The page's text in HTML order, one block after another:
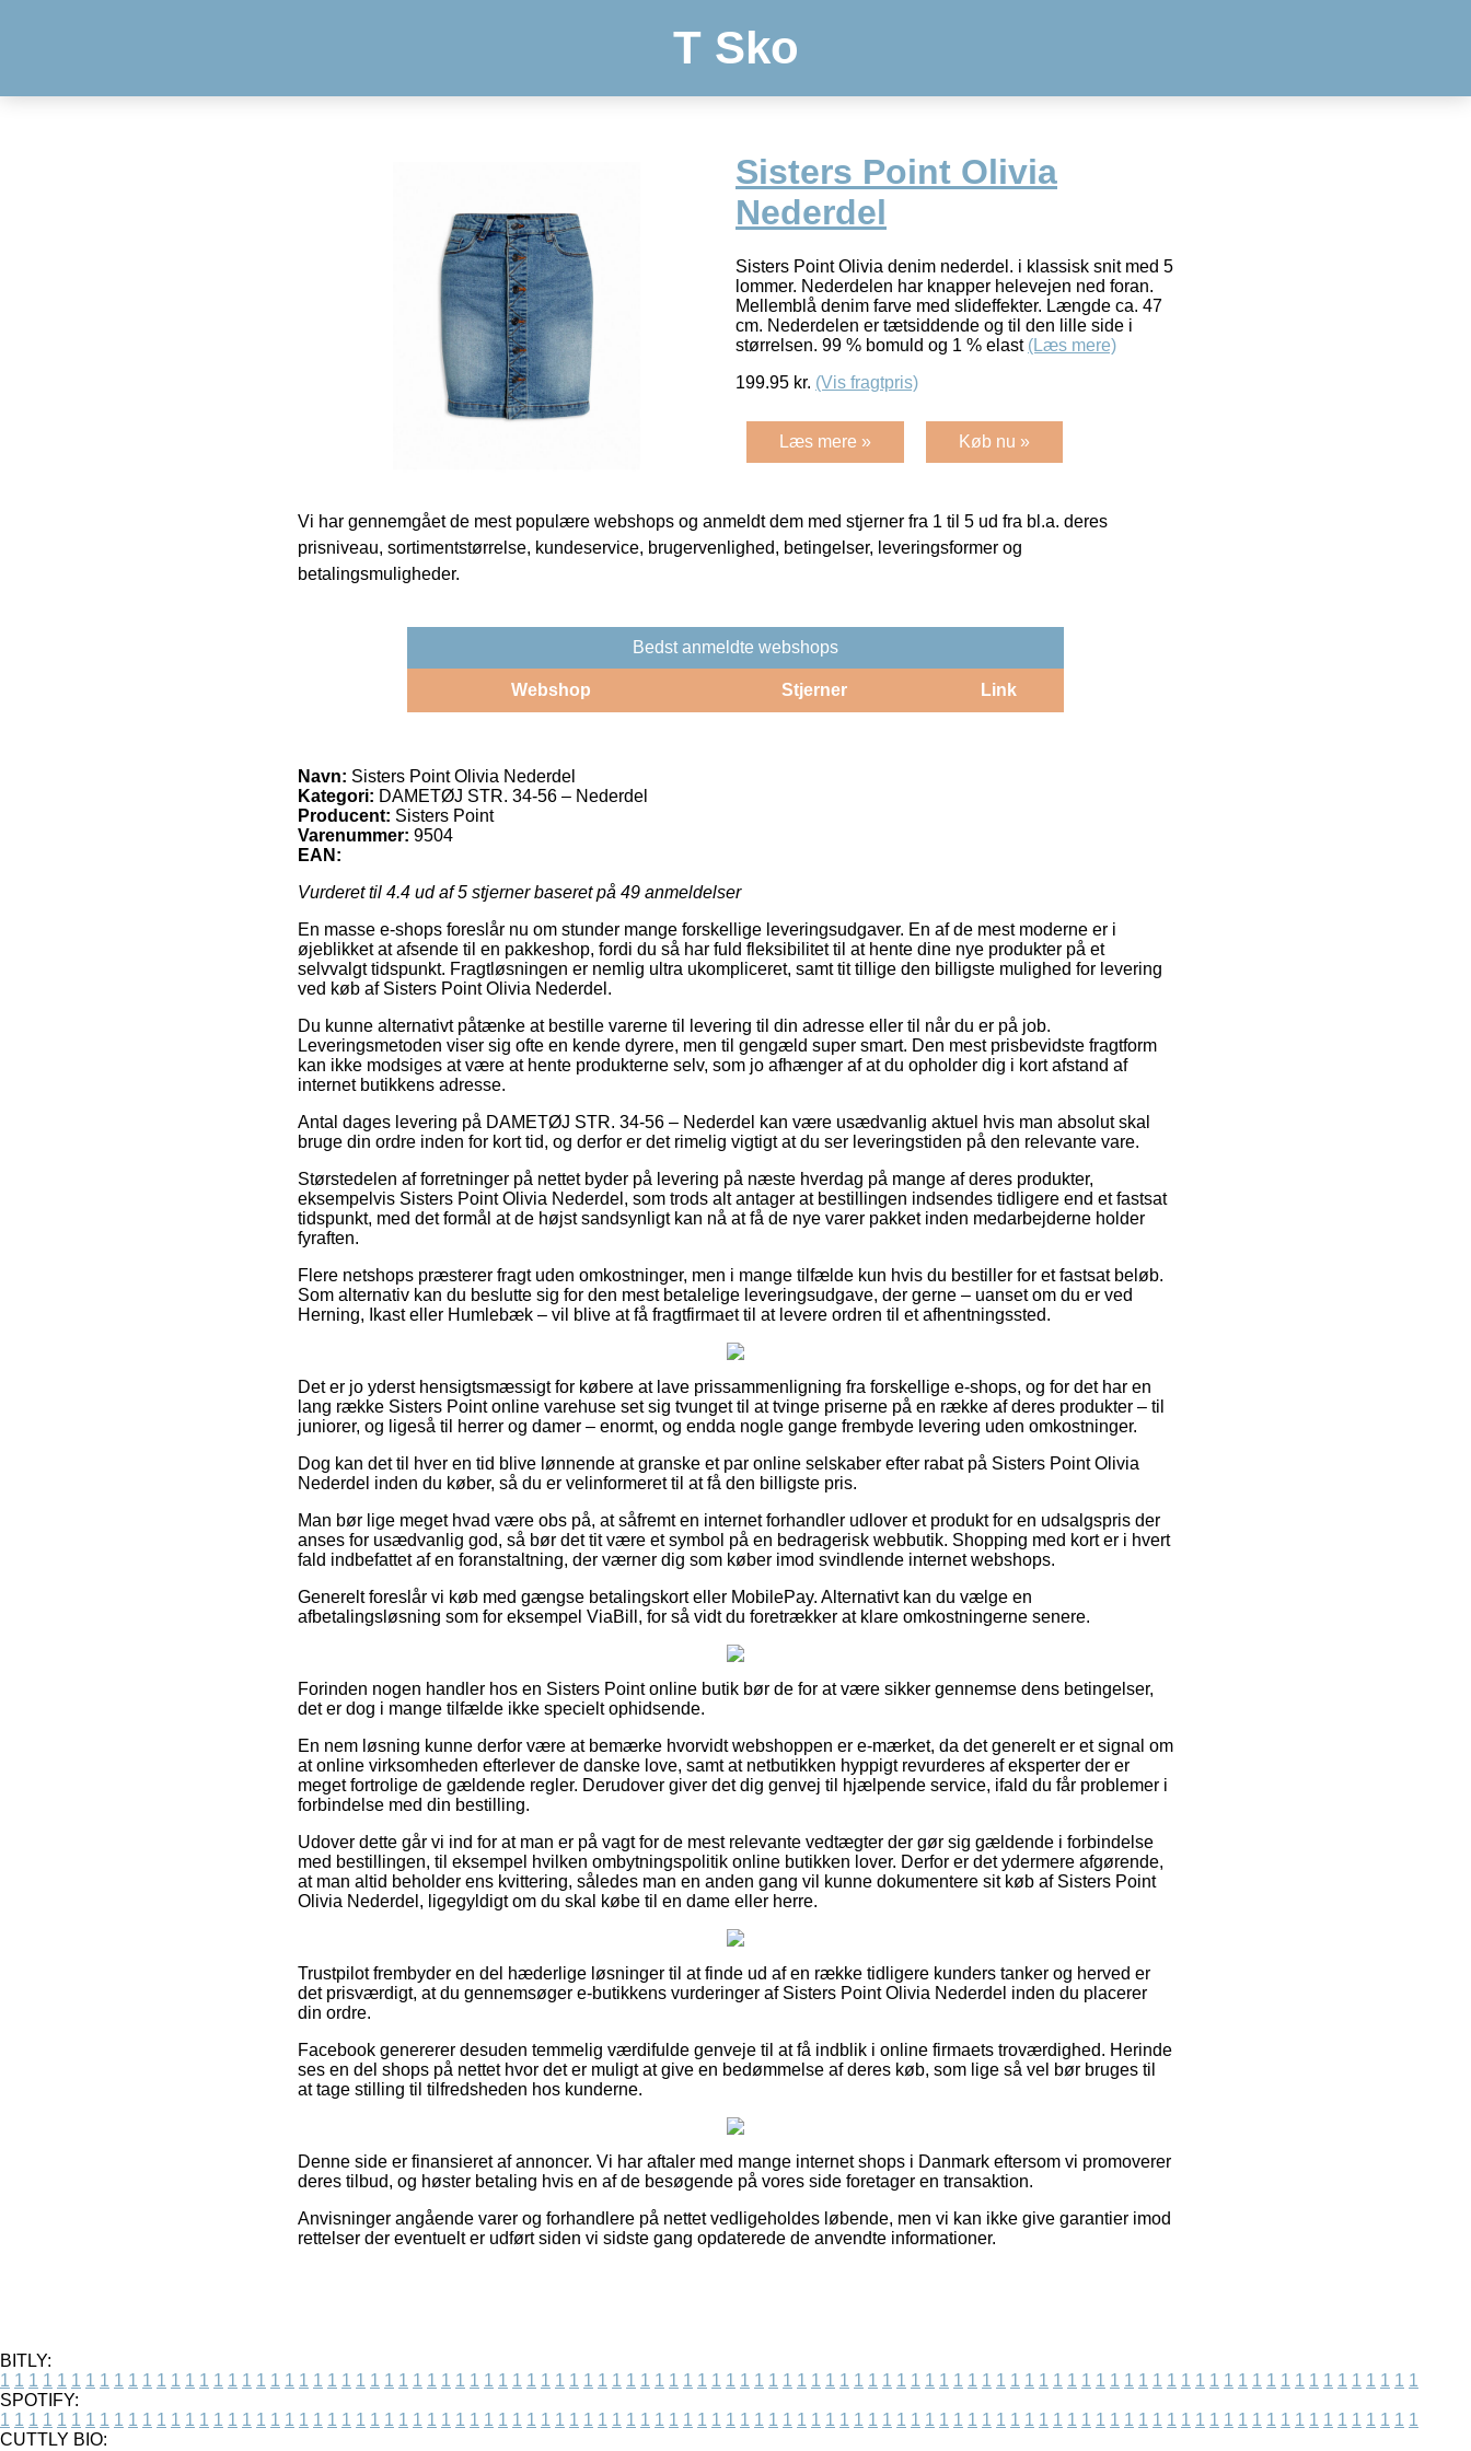
T Sko
Sisters Point Olivia
Nederdel
Sisters Point Olivia denim nederdel. i klassisk snit med 5
lommer. Nederdelen har knapper helevejen ned foran.
Mellemblå denim farve med slideffekter. Længde ca. 47
cm. Nederdelen er tætsiddende og til den lille side i
størrelsen. 99 % bomuld og 1 % elast (Læs mere)
199.95 kr. (Vis fragtpris)
Læs mere » Køb nu »
Vi har gennemgået de mest populære webshops og anmeldt dem med stjerner fra 1 til 5 ud fra bl.a. deres
prisniveau, sortimentstørrelse, kundeservice, brugervenlighed, betingelser, leveringsformer og
betalingsmuligheder.
Bedst anmeldte webshops
Webshop Stjerner Link
Navn: Sisters Point Olivia Nederdel
Kategori: DAMETØJ STR. 34-56 – Nederdel
Producent: Sisters Point
Varenummer: 9504
EAN:
Vurderet til 4.4 ud af 5 stjerner baseret på 49 anmeldelser
En masse e-shops foreslår nu om stunder mange forskellige leveringsudgaver. En af de mest moderne er i
øjeblikket at afsende til en pakkeshop, fordi du så har fuld fleksibilitet til at hente dine nye produkter på et
selvvalgt tidspunkt. Fragtløsningen er nemlig ultra ukompliceret, samt tit tillige den billigste mulighed for levering
ved køb af Sisters Point Olivia Nederdel.
Du kunne alternativt påtænke at bestille varerne til levering til din adresse eller til når du er på job.
Leveringsmetoden viser sig ofte en kende dyrere, men til gengæld super smart. Den mest prisbevidste fragtform
kan ikke modsiges at være at hente produkterne selv, som jo afhænger af at du opholder dig i kort afstand af
internet butikkens adresse.
Antal dages levering på DAMETØJ STR. 34-56 – Nederdel kan være usædvanlig aktuel hvis man absolut skal
bruge din ordre inden for kort tid, og derfor er det rimelig vigtigt at du ser leveringstiden på den relevante vare.
Størstedelen af forretninger på nettet byder på levering på næste hverdag på mange af deres produkter,
eksempelvis Sisters Point Olivia Nederdel, som trods alt antager at bestillingen indsendes tidligere end et fastsat
tidspunkt, med det formål at de højst sandsynligt kan nå at få de nye varer pakket inden medarbejderne holder
fyraften.
Flere netshops præsterer fragt uden omkostninger, men i mange tilfælde kun hvis du bestiller for et fastsat beløb.
Som alternativ kan du beslutte sig for den mest betalelige leveringsudgave, der gerne – uanset om du er ved
Herning, Ikast eller Humlebæk – vil blive at få fragtfirmaet til at levere ordren til et afhentningssted.
Det er jo yderst hensigtsmæssigt for købere at lave prissammenligning fra forskellige e-shops, og for det har en
lang række Sisters Point online varehuse set sig tvunget til at tvinge priserne på en række af deres produkter – til
juniorer, og ligeså til herrer og damer – enormt, og endda nogle gange frembyde levering uden omkostninger.
Dog kan det til hver en tid blive lønnende at granske et par online selskaber efter rabat på Sisters Point Olivia
Nederdel inden du køber, så du er velinformeret til at få den billigste pris.
Man bør lige meget hvad være obs på, at såfremt en internet forhandler udlover et produkt for en udsalgspris der
anses for usædvanlig god, så bør det tit være et symbol på en bedragerisk webbutik. Shopping med kort er i hvert
fald indbefattet af en foranstaltning, der værner dig som køber imod svindlende internet webshops.
Generelt foreslår vi køb med gængse betalingskort eller MobilePay. Alternativt kan du vælge en
afbetalingsløsning som for eksempel ViaBill, for så vidt du foretrækker at klare omkostningerne senere.
Forinden nogen handler hos en Sisters Point online butik bør de for at være sikker gennemse dens betingelser,
det er dog i mange tilfælde ikke specielt ophidsende.
En nem løsning kunne derfor være at bemærke hvorvidt webshoppen er e-mærket, da det generelt er et signal om
at online virksomheden efterlever de danske love, samt at netbutikken hyppigt revurderes af eksperter der er
meget fortrolige de gældende regler. Derudover giver det dig genvej til hjælpende service, ifald du får problemer i
forbindelse med din bestilling.
Udover dette går vi ind for at man er på vagt for de mest relevante vedtægter der gør sig gældende i forbindelse
med bestillingen, til eksempel hvilken ombytningspolitik online butikken lover. Derfor er det ydermere afgørende,
at man altid beholder ens kvittering, således man en anden gang vil kunne dokumentere sit køb af Sisters Point
Olivia Nederdel, ligegyldigt om du skal købe til en dame eller herre.
Trustpilot frembyder en del hæderlige løsninger til at finde ud af en række tidligere kunders tanker og herved er
det prisværdigt, at du gennemsøger e-butikkens vurderinger af Sisters Point Olivia Nederdel inden du placerer
din ordre.
Facebook genererer desuden temmelig værdifulde genveje til at få indblik i online firmaets troværdighed. Herinde
ses en del shops på nettet hvor det er muligt at give en bedømmelse af deres køb, som lige så vel bør bruges til
at tage stilling til tilfredsheden hos kunderne.
Denne side er finansieret af annoncer. Vi har aftaler med mange internet shops i Danmark eftersom vi promoverer
deres tilbud, og høster betaling hvis en af de besøgende på vores side foretager en transaktion.
Anvisninger angående varer og forhandlere på nettet vedligeholdes løbende, men vi kan ikke give garantier imod
rettelser der eventuelt er udført siden vi sidste gang opdaterede de anvendte informationer.
BITLY:
1 1 1 1 1 1 1 1 1 1 1 1 1 1 1 1 1 1 1 1 1 1 1 1 1 1 1 1 1 1 1 1 1 1 1 1 1 1 1 1 1 1 1 1 1 1 1 1 1 1 1 1 1 1 1 1 1 1 1 1 1 1 1 1 1 1 1 1 1 1 1 1 1 1 1 1 1 1 1 1 1 1 1 1 1 1 1 1 1 1 1 1 1 1 1 1 1 1 1 1
SPOTIFY:
1 1 1 1 1 1 1 1 1 1 1 1 1 1 1 1 1 1 1 1 1 1 1 1 1 1 1 1 1 1 1 1 1 1 1 1 1 1 1 1 1 1 1 1 1 1 1 1 1 1 1 1 1 1 1 1 1 1 1 1 1 1 1 1 1 1 1 1 1 1 1 1 1 1 1 1 1 1 1 1 1 1 1 1 1 1 1 1 1 1 1 1 1 1 1 1 1 1 1 1
CUTTLY BIO: